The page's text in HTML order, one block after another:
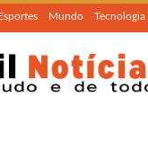
Mundo Tecnologia